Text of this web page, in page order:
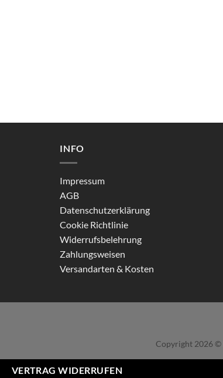
INFO
Impressum
AGB
Datenschutzerklärung
Cookie Richtlinie
Widerrufsbelehrung
Zahlungsweisen
Versandarten & Kosten
Copyright 2026 ©
VERTRAG WIDERRUFEN